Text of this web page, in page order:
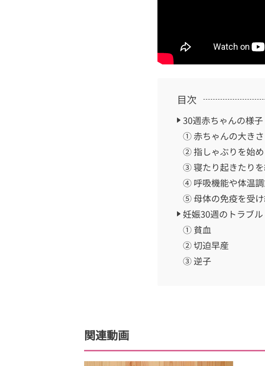
目次
30週赤ちゃんの様子
① 赤ちゃんの大きさ
② 指しゃぶりを始
③ 寝たり起きたり
④ 呼吸機能や体温
⑤ 母体の免疫を受け
妊娠30週のトラブル
① 貧血
② 切迫早産
③ 逆子
関連動画